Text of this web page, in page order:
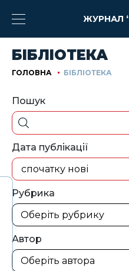
ЖУРНАЛ
БІБЛІОТЕКА
ГОЛОВНА БІБЛІОТЕКА
Пошук
Дата публікації
спочатку нові
Рубрика
Автор